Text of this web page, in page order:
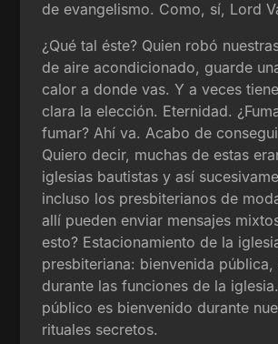
de evangelismo. Como, sí, Lord
¿Qué tal éste? Quien robó
de aire acondicionado, guarde
calor a donde vas. Y a veces
clara la elección. Eternidad.
fumar? Ahí va. Acabo de
Quiero decir, muchas de estas
iglesias bautistas y así
incluso los presbiterianos de
allí pueden enviar mensajes
esto? Estacionamiento de la
presbiteriana: bienvenida
durante las funciones de la
público es bienvenido durante
rituales secretos.